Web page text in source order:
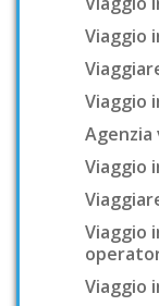
Viaggio
Viaggio
Agenzia
Viaggio
Viaggio
Viaggio